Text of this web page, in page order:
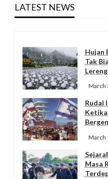
LATEST NEWS
Hujan
Tak
March
Rudal
Ketika
March
Masa